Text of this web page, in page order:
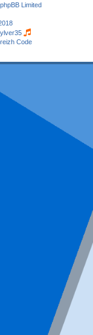
Limited
Code